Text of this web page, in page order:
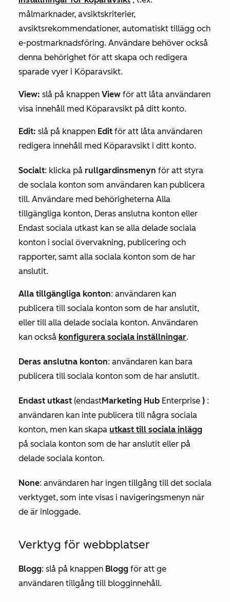
målmarknader, avsiktskriterier,
avsiktsrekommendationer, automatiskt tillägg och
e-postmarknadsföring. Användare behöver också
denna behörighet för att skapa och redigera
sparade vyer i Köparavsikt.
View: slå på knappen View för att låta användaren
visa innehåll med Köparavsikt på ditt konto.
Edit: slå på knappen Edit för att låta användaren
redigera innehåll med Köparavsikt i ditt konto.
Socialt: klicka på rullgardinsmenyn för att styra
de sociala konton som användaren kan publicera
till. Användare med behörigheterna Alla
tillgängliga konton, Deras anslutna konton eller
Endast sociala utkast kan se alla delade sociala
konton i social övervakning, publicering och
rapporter, samt alla sociala konton som de har
anslutit.
Alla tillgängliga konton: användaren kan
publicera till sociala konton som de har anslutit,
eller till alla delade sociala konton. Användaren
kan också konfigurera sociala inställningar.
Deras anslutna konton: användaren kan bara
publicera till sociala konton som de har anslutit.
Endast utkast (endastMarketing Hub Enterprise ) :
användaren kan inte publicera till några sociala
konton, men kan skapa utkast till sociala inlägg
på sociala konton som de har anslutit eller på
delade sociala konton.
None: användaren har ingen tillgång till det sociala
verktyget, som inte visas i navigeringsmenyn när
de är inloggade.
Verktyg för webbplatser
Blogg: slå på knappen Blogg för att ge
användaren tillgång till blogginnehåll.